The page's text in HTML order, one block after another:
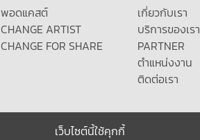
พอดแคสต์
CHANGE ARTIST
CHANGE FOR SHARE
เกี่ยวกับเรา
บริการของเรา
PARTNER
ตำแหน่งงาน
ติดต่อเรา
เว็บไซต์นี้ใช้คุกกี้